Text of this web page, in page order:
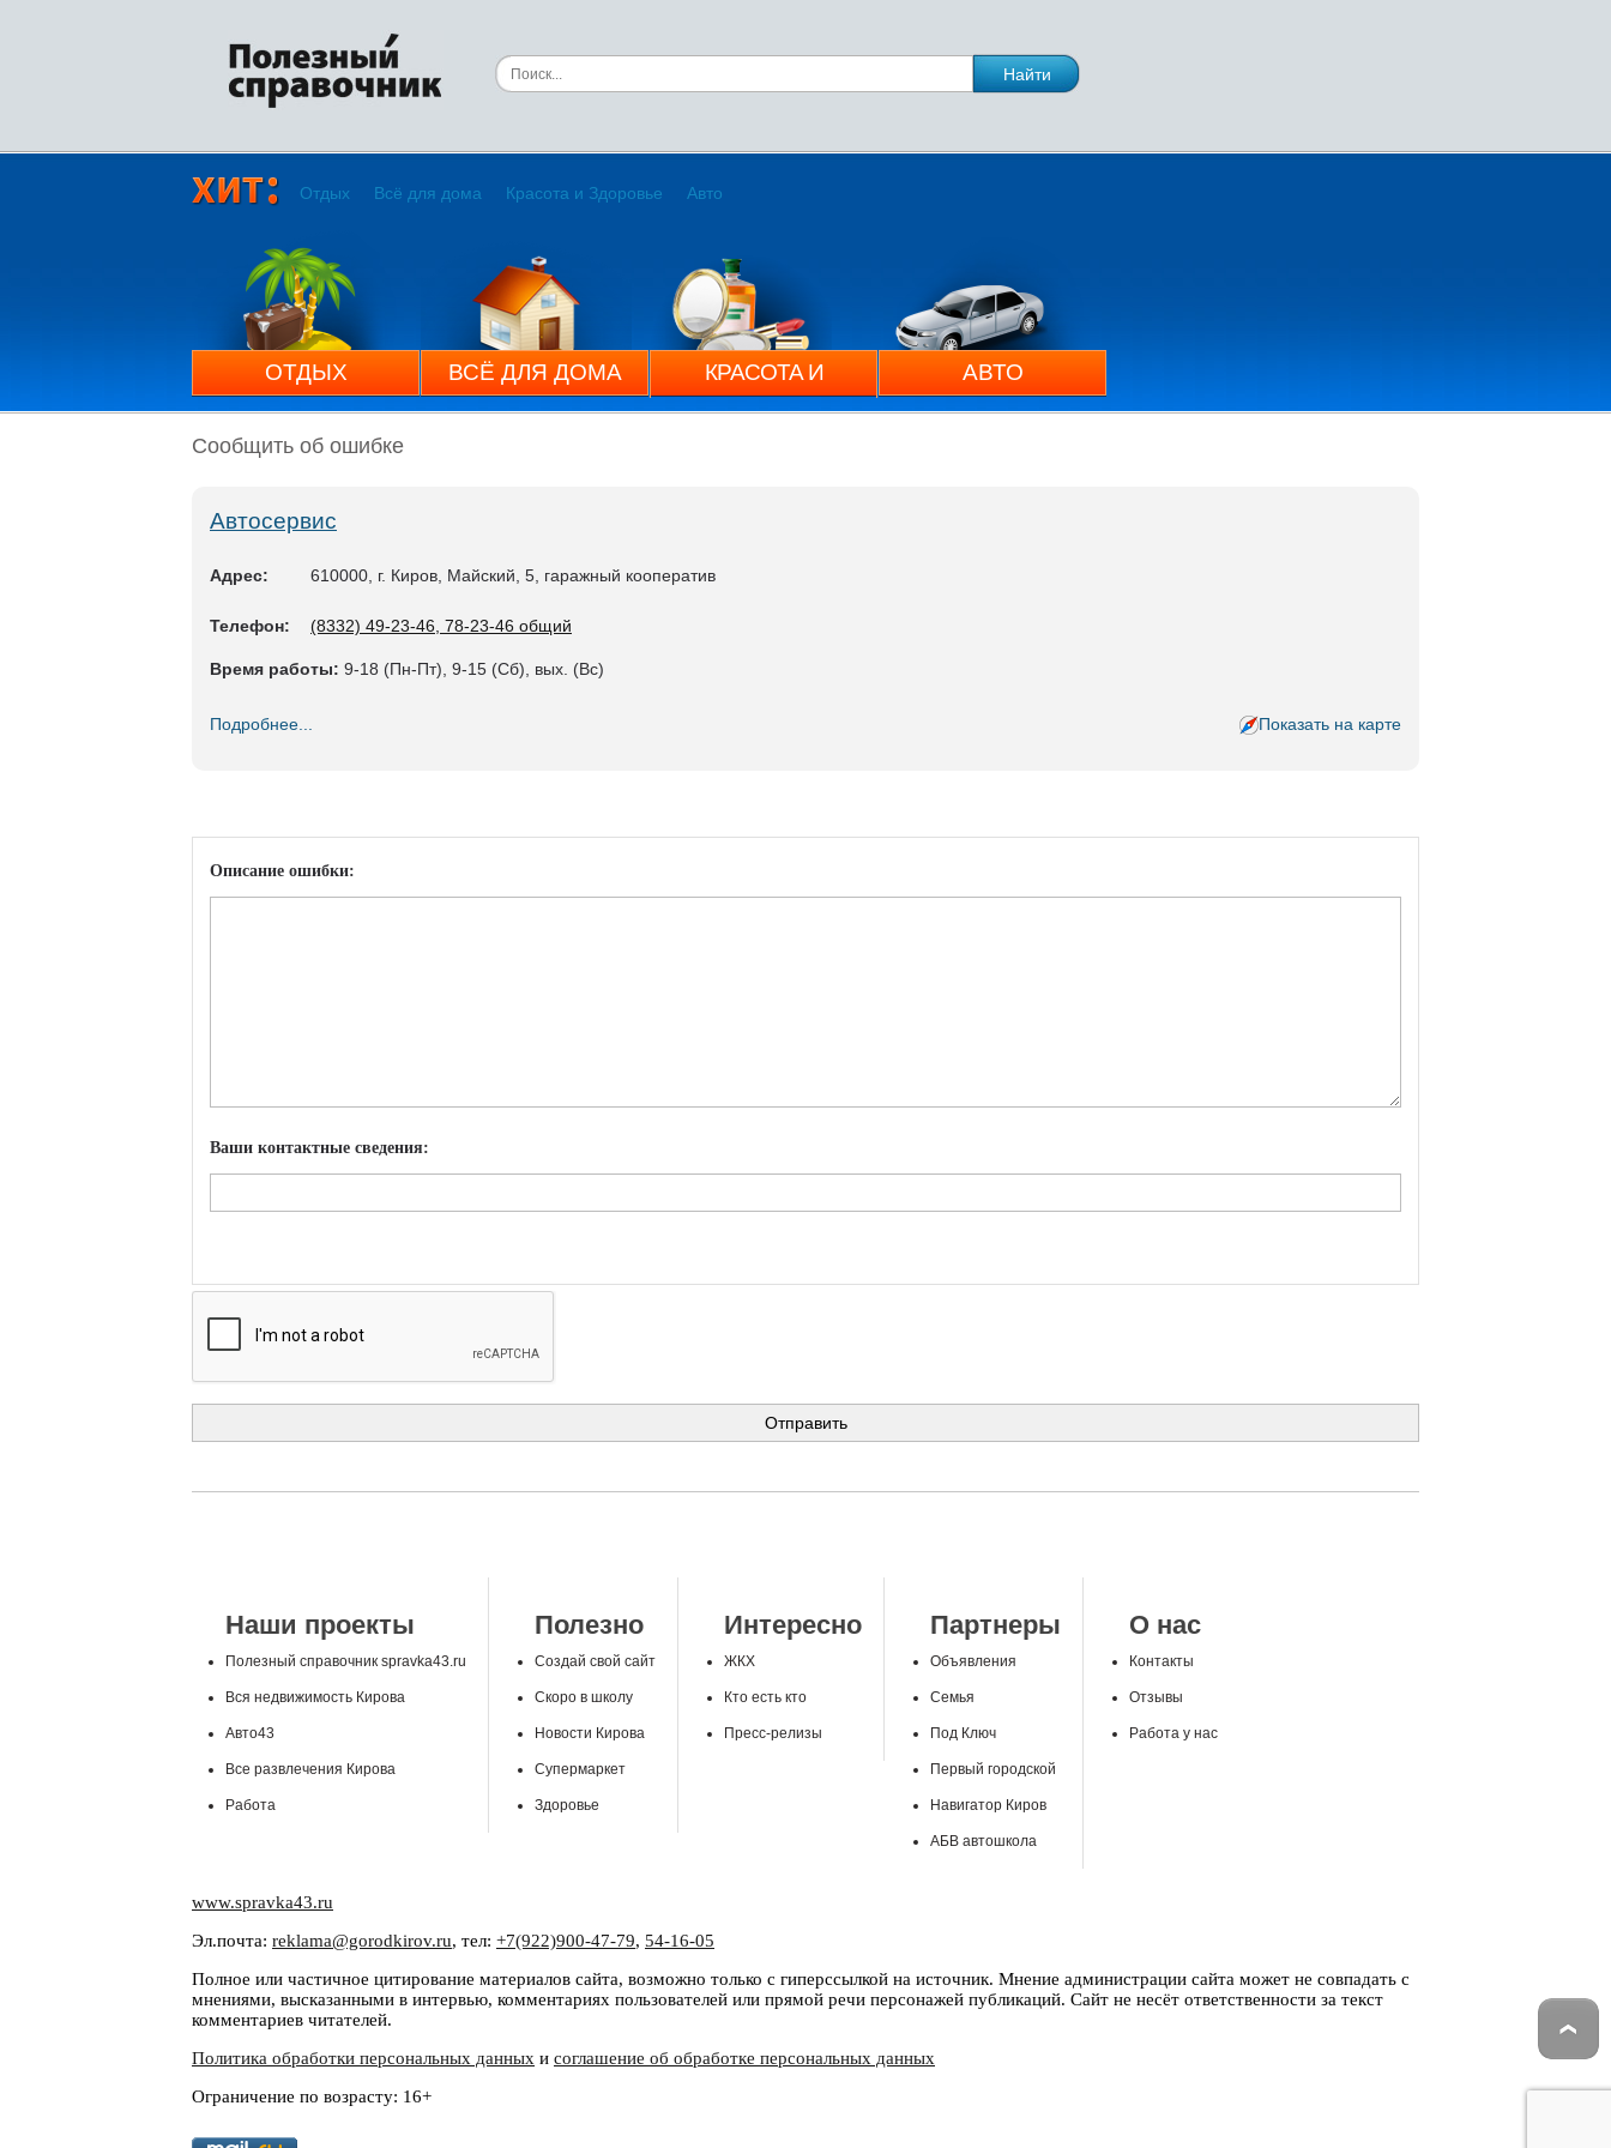
Отдых Всё для дома Красота и Здоровье Авто
ОТДЫХ ВСЁ ДЛЯ ДОМА
КРАСОТА И
ЗДОРОВЬЕ
АВТО
Сообщить об ошибке
Автосервис
Адрес: 610000, г. Киров, Майский, 5, гаражный кооператив
Телефон: (8332) 49-23-46, 78-23-46 общий
Время работы: 9-18 (Пн-Пт), 9-15 (Сб), вых. (Вс)
Подробнее... Показать на карте
Описание ошибки:
Ваши контактные сведения:
Наши проекты
Полезный справочник spravka43.ru
Вся недвижимость Кирова
Авто43
Все развлечения Кирова
Работа
Полезно
Создай свой сайт
Скоро в школу
Новости Кирова
Супермаркет
Здоровье
Интересно
ЖКХ
Кто есть кто
Пресс-релизы
Партнеры
Объявления
Семья
Под Ключ
Первый городской
Навигатор Киров
АБВ автошкола
О нас
Контакты
Отзывы
Работа у нас
www.spravka43.ru
Эл.почта: reklama@gorodkirov.ru, тел: +7(922)900-47-79, 54-16-05
Полное или частичное цитирование материалов сайта, возможно только с гиперссылкой на источник. Мнение администрации сайта может не совпадать с
мнениями, высказанными в интервью, комментариях пользователей или прямой речи персонажей публикаций. Сайт не несёт ответственности за текст
комментариев читателей.
Политика обработки персональных данных и соглашение об обработке персональных данных
Ограничение по возрасту: 16+